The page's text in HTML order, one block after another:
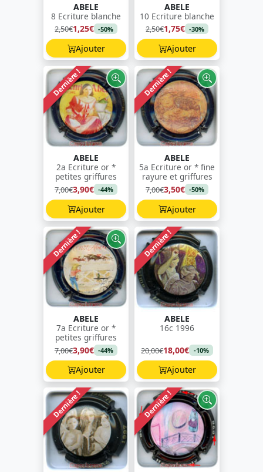
ABELE
8 Ecriture blanche
2,50€1,25€ -50%
Ajouter
ABELE
10 Ecriture blanche
2,50€1,75€ -30%
Ajouter
Dernière !
ABELE
2a Ecriture or *
petites griffures
7,00€3,90€ -44%
Ajouter
Dernière !
ABELE
5a Ecriture or * fine
rayure et griffures
7,00€3,50€ -50%
Ajouter
Dernière !
ABELE
7a Ecriture or *
petites griffures
7,00€3,90€ -44%
Ajouter
Dernière !
ABELE
16c 1996
20,00€18,00€ -10%
Ajouter
Dernière ! Dernière !